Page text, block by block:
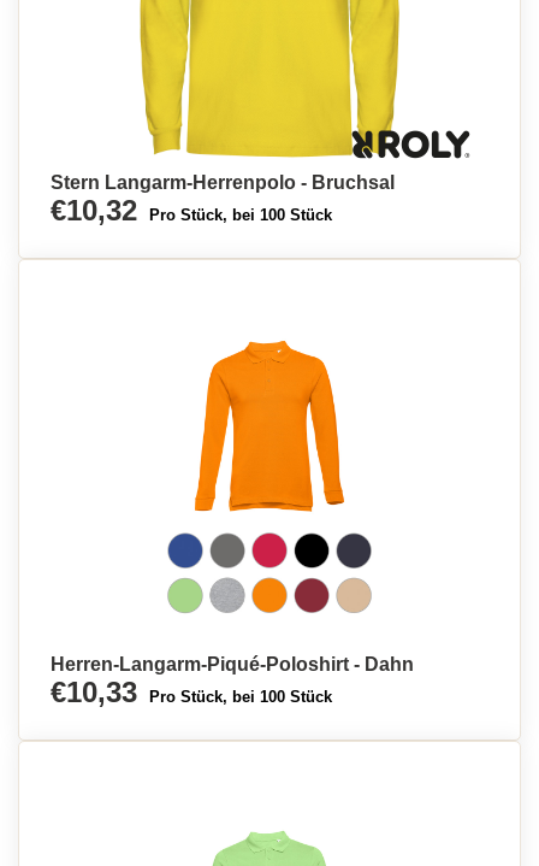
Stern Langarm-Herrenpolo - Bruchsal
€10,32 Pro Stück, bei 100 Stück
Herren-Langarm-Piqué-Poloshirt - Dahn
€10,33 Pro Stück, bei 100 Stück